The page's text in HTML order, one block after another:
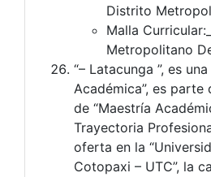
Distrito
Malla
Metropolitano
“– Latacunga ”, es
Académica”, es
de “Maestría
Trayectoria
oferta en la
Cotopaxi – UTC”, la